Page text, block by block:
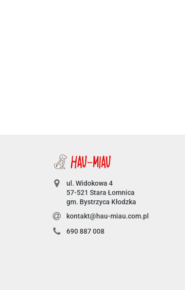
ul. Widokowa 4
57-521 Stara Łomnica
gm. Bystrzyca Kłodzka
kontakt@hau-miau.com.pl
690 887 008